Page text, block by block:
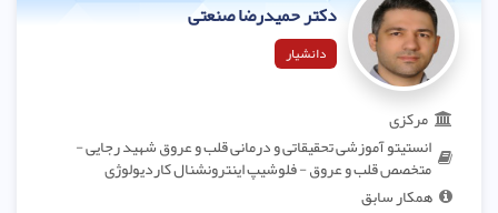
دکتر حمیدرضا صنعتی
دانشیار
مرکزی
انستیتو آموزشی تحقیقاتی و درمانی قلب و عروق شهید رجایی -
متخصص قلب و عروق - فلوشیپ اینترونشنال کاردیولوژی
همکار سابق